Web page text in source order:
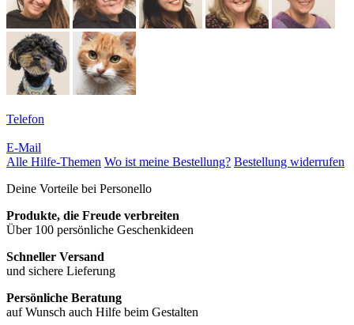
Telefon
E-Mail
Alle Hilfe-Themen Wo ist meine Bestellung? Bestellung widerrufen
Deine Vorteile bei Personello
Produkte, die Freude verbreiten
Über 100 persönliche Geschenkideen
Schneller Versand
und sichere Lieferung
Persönliche Beratung
auf Wunsch auch Hilfe beim Gestalten